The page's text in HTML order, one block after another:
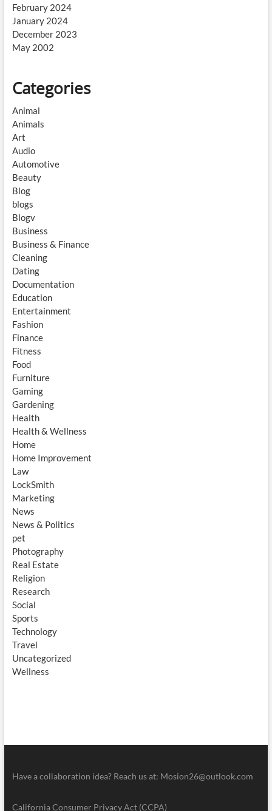
February 2024
January 2024
December 2023
May 2002
Categories
Animal
Animals
Art
Audio
Automotive
Beauty
Blog
blogs
Blogv
Business
Business & Finance
Cleaning
Dating
Documentation
Education
Entertainment
Fashion
Finance
Fitness
Food
Furniture
Gaming
Gardening
Health
Health & Wellness
Home
Home Improvement
Law
LockSmith
Marketing
News
News & Politics
pet
Photography
Real Estate
Religion
Research
Social
Sports
Technology
Travel
Uncategorized
Wellness
Have a collaboration idea? Reach us at: Mosion26@outlook.com
California Consumer Privacy Act (CCPA)